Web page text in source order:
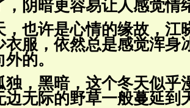
，阴暗更容易让人感觉情
，也许是心情的缘故，江
衣服，依然总是感觉浑身
外的。
独，黑暗，这个冬天似乎
边无际的野草一般蔓延到